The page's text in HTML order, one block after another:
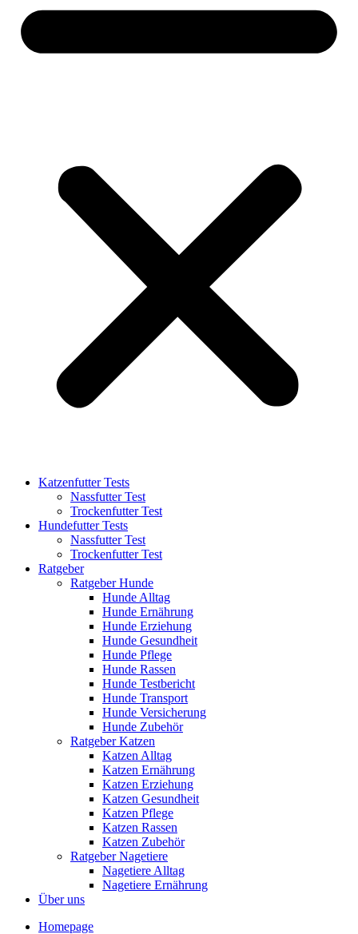
Katzenfutter Tests
Nassfutter Test
Trockenfutter Test
Hundefutter Tests
Nassfutter Test
Trockenfutter Test
Ratgeber
Ratgeber Hunde
Hunde Alltag
Hunde Ernährung
Hunde Erziehung
Hunde Gesundheit
Hunde Pflege
Hunde Rassen
Hunde Testbericht
Hunde Transport
Hunde Versicherung
Hunde Zubehör
Ratgeber Katzen
Katzen Alltag
Katzen Ernährung
Katzen Erziehung
Katzen Gesundheit
Katzen Pflege
Katzen Rassen
Katzen Zubehör
Ratgeber Nagetiere
Nagetiere Alltag
Nagetiere Ernährung
Über uns
Homepage